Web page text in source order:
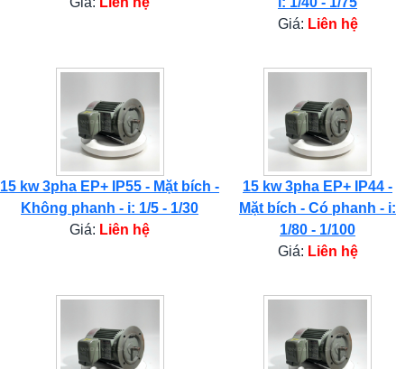
Giá: Liên hệ
15 kw 3pha EP+ IP55 - Mặt bích -
Không phanh - i: 1/5 - 1/30
Giá: Liên hệ
15 kw 3pha EP+ IP44 -
Mặt bích - Có phanh - i:
1/80 - 1/100
Giá: Liên hệ